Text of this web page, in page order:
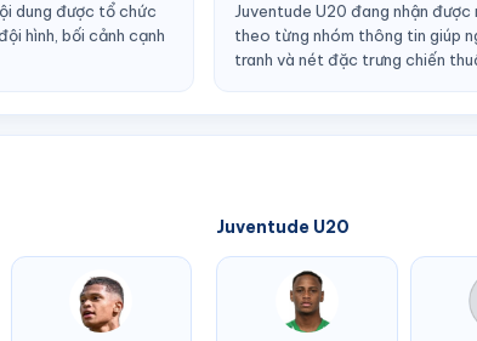
dung được tổ chức
hình, bối cảnh cạnh
Juventude U20 đang nhận
theo từng nhóm thông tin giúp
tranh và nét đặc trưng chiến
Juventude U20